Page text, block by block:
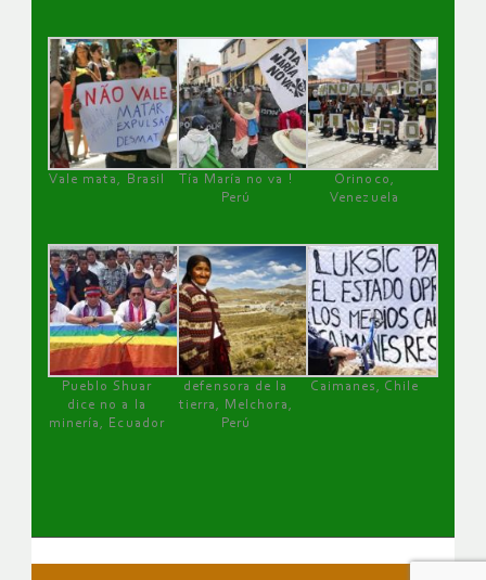
Vale mata, Brasil
Tía María no va !
Perú
Orinoco,
Venezuela
Pueblo Shuar
dice no a la
minería, Ecuador
defensora de la
tierra, Melchora,
Perú
Caimanes, Chile